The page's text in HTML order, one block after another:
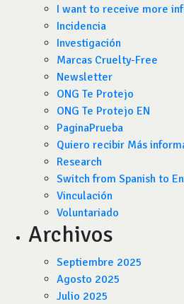
I want to receive more
Incidencia
Investigación
Marcas Cruelty-Free
Newsletter
ONG Te Protejo
ONG Te Protejo EN
PaginaPrueba
Quiero recibir Más
Research
Switch from Spanish to
Vinculación
Voluntariado
Archivos
Septiembre 2025
Agosto 2025
Julio 2025